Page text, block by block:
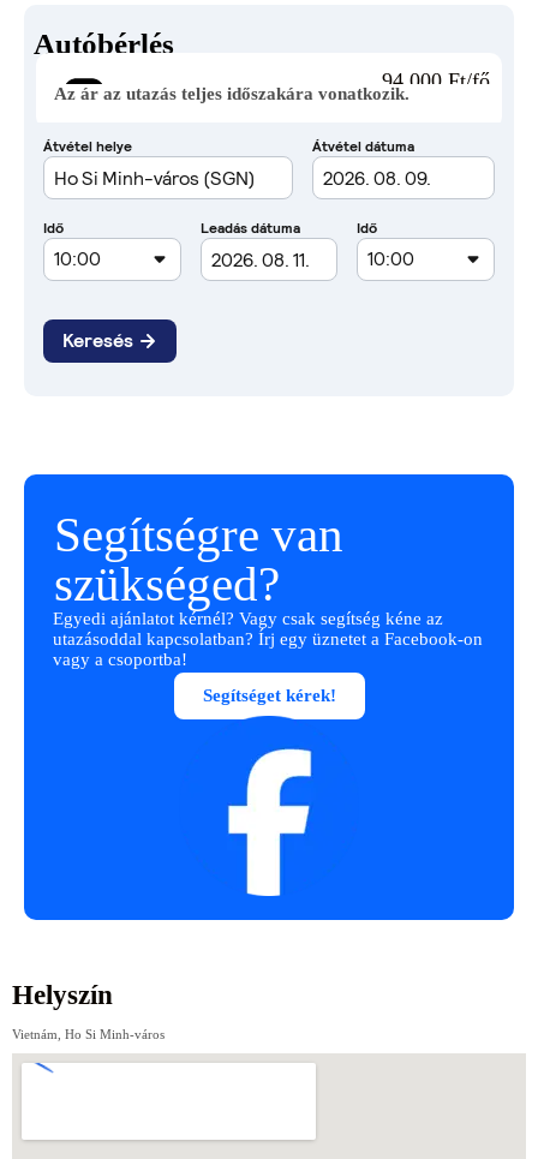
Autóbérlés
94 000 Ft/fő
Az ár az utazás teljes időszakára vonatkozik.
Segítségre van
szükséged?
Egyedi ajánlatot kérnél? Vagy csak segítség kéne az
utazásoddal kapcsolatban? Írj egy üznetet a Facebook-on
vagy a csoportba!
Segítséget kérek!
Helyszín
Vietnám, Ho Si Minh-város